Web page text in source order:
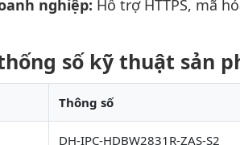
nghiệp: Hỗ trợ HTTPS, mã
số kỹ thuật sản
Thông số
DH-IPC-HDBW2831R-ZAS-S2